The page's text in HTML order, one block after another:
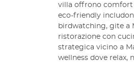
villa offrono comfort
eco-friendly
birdwatching, gite a
ristorazione con
strategica vicino a
wellness dove relax,